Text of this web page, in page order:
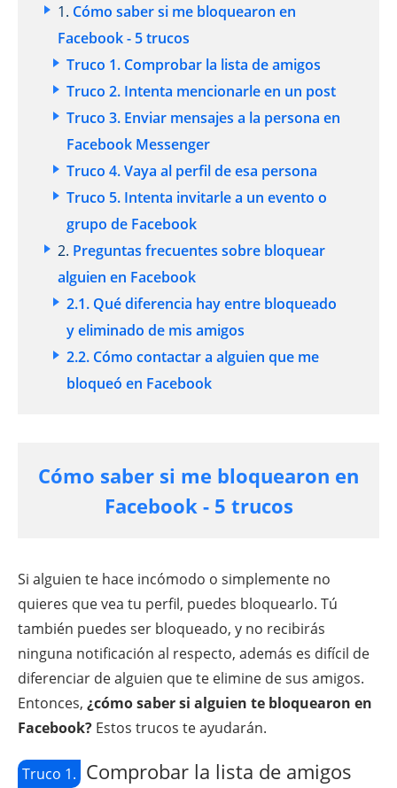
1. Cómo saber si me bloquearon en
Facebook - 5 trucos
Truco 1. Comprobar la lista de amigos
Truco 2. Intenta mencionarle en un post
Truco 3. Enviar mensajes a la persona en
Facebook Messenger
Truco 4. Vaya al perfil de esa persona
Truco 5. Intenta invitarle a un evento o
grupo de Facebook
2. Preguntas frecuentes sobre bloquear
alguien en Facebook
2.1. Qué diferencia hay entre bloqueado
y eliminado de mis amigos
2.2. Cómo contactar a alguien que me
bloqueó en Facebook
Cómo saber si me bloquearon en
Facebook - 5 trucos
Si alguien te hace incómodo o simplemente no
quieres que vea tu perfil, puedes bloquearlo. Tú
también puedes ser bloqueado, y no recibirás
ninguna notificación al respecto, además es difícil de
diferenciar de alguien que te elimine de sus amigos.
Entonces, ¿cómo saber si alguien te bloquearon en
Facebook? Estos trucos te ayudarán.
Truco 1. Comprobar la lista de amigos